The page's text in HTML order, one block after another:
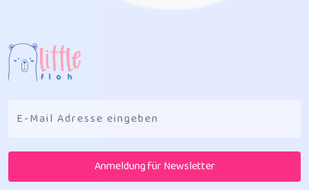
Anmeldung für Newsletter